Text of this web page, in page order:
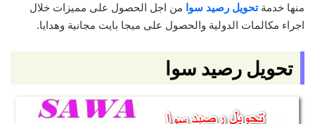
منها خدمةتحويل رصيد سوا من اجل الحصول على مميزات خلال
اجراء مكالمات الدولية والحصول على ميجا بايت مجانية وهدايا.
تحويل رصيد سوا